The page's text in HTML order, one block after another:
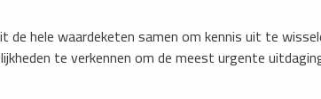
hele waardeketen samen om kennis uit te
te verkennen om de meest urgente